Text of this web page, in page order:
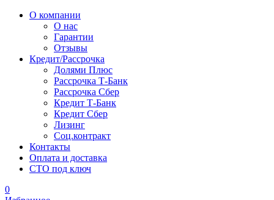
О компании
О нас
Гарантии
Отзывы
Кредит/Рассрочка
Долями Плюс
Рассрочка Т-Банк
Рассрочка Сбер
Кредит Т-Банк
Кредит Сбер
Лизинг
Соц.контракт
Контакты
Оплата и доставка
СТО под ключ
0